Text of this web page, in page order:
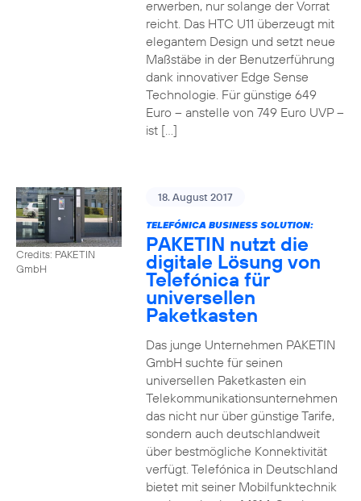
erwerben, nur solange der Vorrat
reicht. Das HTC U11 überzeugt mit
elegantem Design und setzt neue
Maßstäbe in der Benutzerführung
dank innovativer Edge Sense
Technologie. Für günstige 649
Euro – anstelle von 749 Euro UVP –
ist […]
Credits: PAKETIN
GmbH
18. August 2017
TELEFÓNICA BUSINESS SOLUTION:
PAKETIN nutzt die
digitale Lösung von
Telefónica für
universellen
Paketkasten
Das junge Unternehmen PAKETIN
GmbH suchte für seinen
universellen Paketkasten ein
Telekommunikationsunternehmen
das nicht nur über günstige Tarife,
sondern auch deutschlandweit
über bestmögliche Konnektivität
verfügt. Telefónica in Deutschland
bietet mit seiner Mobilfunktechnik